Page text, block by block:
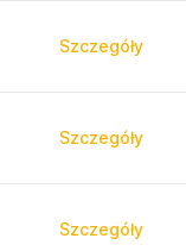
Szczegóły
Szczegóły
Szczegóły